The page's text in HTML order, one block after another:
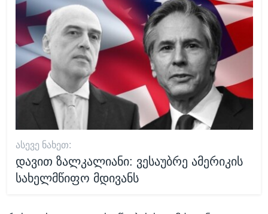
ᲐᲡᲔᲕᲔ ᲜᲐᲮᲔᲗ:
დავით ზალკალიანი: ვესაუბრე ამერიკის
სახელმწიფო მდივანს